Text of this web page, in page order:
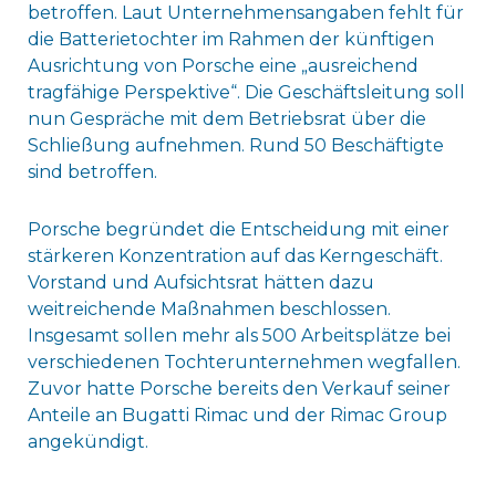
betroffen. Laut Unternehmensangaben fehlt für
die Batterietochter im Rahmen der künftigen
Ausrichtung von Porsche eine „ausreichend
tragfähige Perspektive“. Die Geschäftsleitung soll
nun Gespräche mit dem Betriebsrat über die
Schließung aufnehmen. Rund 50 Beschäftigte
sind betroffen.
Porsche begründet die Entscheidung mit einer
stärkeren Konzentration auf das Kerngeschäft.
Vorstand und Aufsichtsrat hätten dazu
weitreichende Maßnahmen beschlossen.
Insgesamt sollen mehr als 500 Arbeitsplätze bei
verschiedenen Tochterunternehmen wegfallen.
Zuvor hatte Porsche bereits den Verkauf seiner
Anteile an Bugatti Rimac und der Rimac Group
angekündigt.